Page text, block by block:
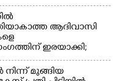
ആദിവാസി
ഇരയാക്കി;
മുങ്ങിയ